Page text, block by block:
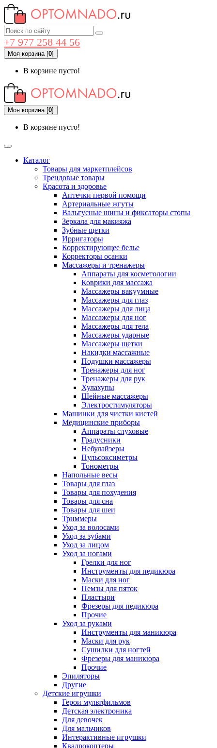
+7 977 258 44 56
Моя корзина[0]
В корзине пусто!
Моя корзина[0]
В корзине пусто!
Каталог
Товары для маркетплейсов
Трендовые товары
Красота и здоровье
Аптечки первой помощи
Артериальные жгуты
Вальгусные шины и фиксаторы стопы
Зеркала для макияжа
Зубные щетки
Ирригаторы
Корректирующее белье
Корректоры осанки
Массажеры и тренажеры
Аппараты для косметологии
Коврики для массажа
Массажеры вакуумные
Массажеры для глаз
Массажеры для лица
Массажеры для ног
Массажеры для тела
Массажеры ударные
Массажеры щетки
Накидки массажные
Подушки массажеры
Тренажеры для ног
Тренажеры для рук
Хулахупы
Шейные массажеры
Электростимуляторы
Машинки для чистки кистей
Медицинские приборы
Аппараты слуховые
Градусники
Небулайзеры
Пульсоксиметры
Тонометры
Напольные весы
Товары для глаз
Товары для похудения
Товары для сна
Товары для шеи
Триммеры
Уход за волосами
Уход за зубами
Уход за лицом
Уход за ногами
Грелки для ног
Инструменты для педикюра
Маски для ног
Пемзы для пяток
Пластыри
Фрезеры для педикюра
Прочие
Уход за руками
Инструменты для маникюра
Маски для рук
Сушилки для ногтей
Фрезеры для маникюра
Прочие
Эпиляторы
Другие
Детские игрушки
Герои мультфильмов
Детская электроника
Для девочек
Для мальчиков
Интерактивные игрушки
Квадрокоптеры